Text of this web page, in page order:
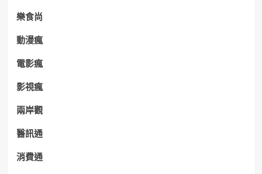
樂食尚
動漫瘋
電影瘋
影視瘋
兩岸觀
醫訊通
消費通